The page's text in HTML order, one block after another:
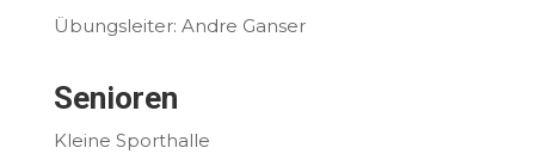
Übungsleiter: Andre Ganser
Senioren
Kleine Sporthalle